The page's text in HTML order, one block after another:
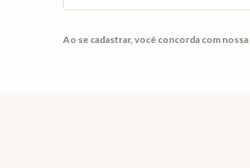
Ao se cadastrar, você concorda com nossa